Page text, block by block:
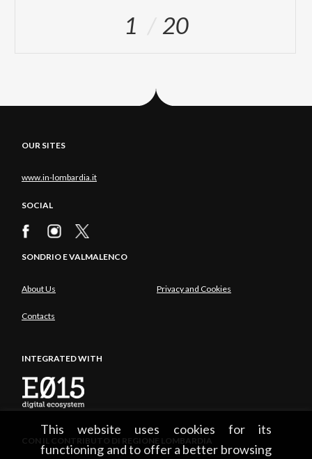
This website uses cookies for its
functioning and to offer a better browsing
1 20
OUR SITES
www.in-lombardia.it
SOCIAL
SONDRIO E VALMALENCO
About Us Privacy and Cookies
Contacts
INTEGRATED WITH
CON IL CONTRIBUTO DI REGIONE LOMBARDIA